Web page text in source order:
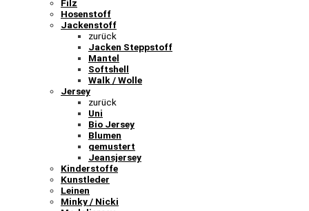
Filz
Hosenstoff
Jackenstoff
zurück
Jacken Steppstoff
Mantel
Softshell
Walk / Wolle
Jersey
zurück
Uni
Bio Jersey
Blumen
gemustert
Jeansjersey
Kinderstoffe
Kunstleder
Leinen
Minky / Nicki